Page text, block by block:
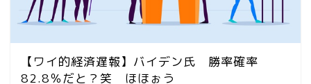
【ワイ的経済遅報】バイデン氏 勝率確率
82.8％だと？笑 ほほぉう